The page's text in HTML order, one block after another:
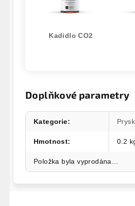
Kadidlo CO2
Doplňkové parametry
Kategorie:
Hmotnost: 0.2
Položka byla vyprodána…